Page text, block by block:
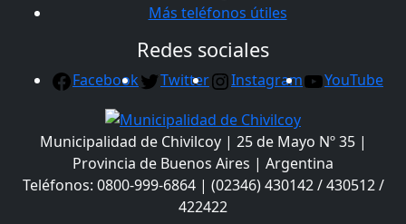
Más teléfonos útiles
Redes sociales
Facebook Twitter Instagram YouTube
Municipalidad de Chivilcoy | 25 de Mayo Nº 35 |
Provincia de Buenos Aires | Argentina
Teléfonos: 0800-999-6864 | (02346) 430142 / 430512 /
422422